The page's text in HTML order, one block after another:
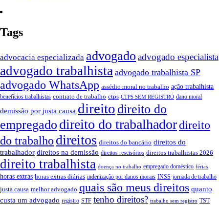
Tags
advocacia especializada advogado advogado especialista
advogado trabalhista advogado trabalhista SP
advogado WhatsApp assédio moral no trabalho ação trabalhista
benefícios trabalhistas contrato de trabalho ctps CTPS SEM REGISTRO dano moral
demissão por justa causa direito direito do
empregado direito do trabalhadordireito
do trabalho direitos direitos do bancário direitos do
trabalhador direitos na demissão direitos rescisórios direitos trabalhistas 2026
direito trabalhista doença no trabalho empregado doméstico férias
horas extras horas extras diárias indenização por danos morais INSS jornada de trabalho
justa causa melhor advogado quais são meus direitos quanto
custa um advogado registro STF tenho direitos? trabalho sem registro TST